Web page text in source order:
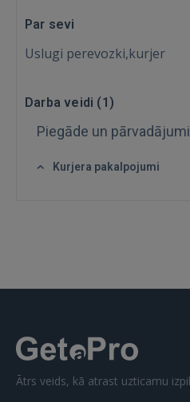
Aizmirsāt paroli?
Par sevi
Uslugi perevozki,kurjer
Darba veidi (1)
Piegāde un pārvadājumi
Kurjera pakalpojumi
Ātrs veids, kā atrast uzticamu